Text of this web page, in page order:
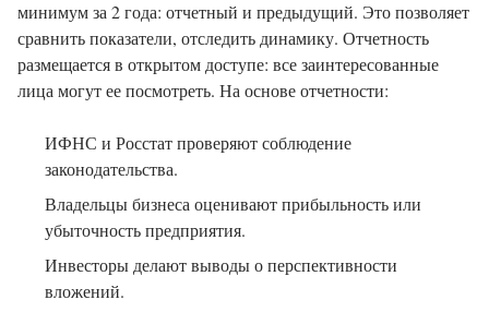
минимум за 2 года: отчетный и предыдущий. Это позволяет
сравнить показатели, отследить динамику. Отчетность
размещается в открытом доступе: все заинтересованные
лица могут ее посмотреть. На основе отчетности:
ИФНС и Росстат проверяют соблюдение
законодательства.
Владельцы бизнеса оценивают прибыльность или
убыточность предприятия.
Инвесторы делают выводы о перспективности
вложений.